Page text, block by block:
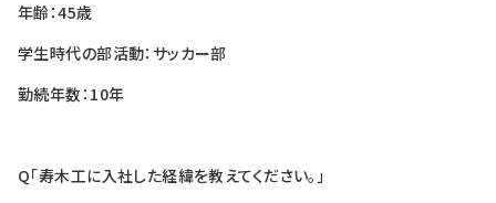
年齢：45歳
学生時代の部活動：サッカー部
勤続年数：10年
Q「寿木工に入社した経緯を教えてください。」